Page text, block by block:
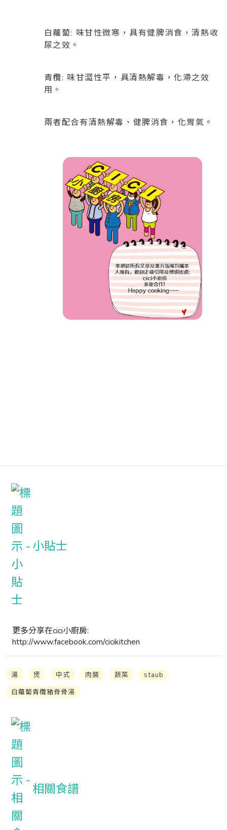
白蘿蔔: 味甘性微寒，具有健脾消食，清熱收
尿之效。
青欖: 味甘澀性平，具清熱解毒，化滯之效
用。
兩者配合有清熱解毒、健脾消食，化胃氣。
小貼士
更多分享在cici小廚房:
http://www.facebook.com/cicikitchen
湯 煲 中式 肉類 蔬菜
staub
白蘿蔔青欖豬脊骨湯
相關食譜